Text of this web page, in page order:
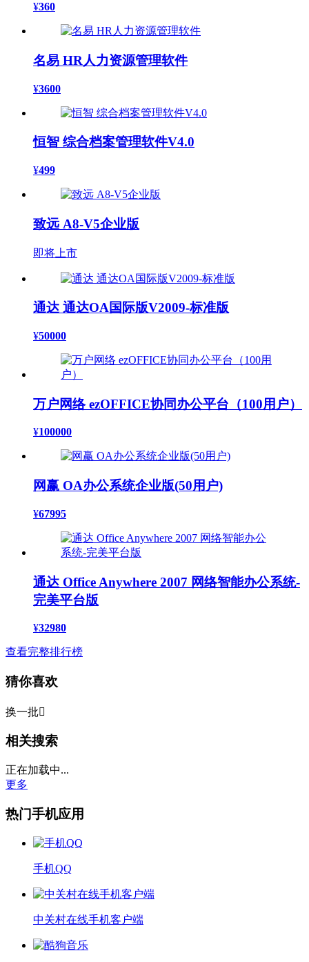
¥360
名易 HR人力资源管理软件
¥3600
恒智 综合档案管理软件V4.0
¥499
致远 A8-V5企业版
即将上市
通达 通达OA国际版V2009-标准版
¥50000
万户网络 ezOFFICE协同办公平台（100用户）
¥100000
网赢 OA办公系统企业版(50用户)
¥67995
通达 Office Anywhere 2007 网络智能办公系统-
完美平台版
¥32980
查看完整排行榜
猜你喜欢
换一批
相关搜索
正在加载中...
更多
热门手机应用
手机QQ
中关村在线手机客户端